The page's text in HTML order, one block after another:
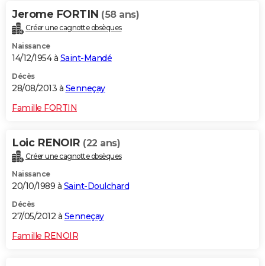
Jerome FORTIN (58 ans)
Créer une cagnotte obsèques
Naissance
14/12/1954 à Saint-Mandé
Décès
28/08/2013 à Senneçay
Famille FORTIN
Loic RENOIR (22 ans)
Créer une cagnotte obsèques
Naissance
20/10/1989 à Saint-Doulchard
Décès
27/05/2012 à Senneçay
Famille RENOIR